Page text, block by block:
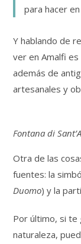
para hacer
Y hablando de
ver en Amalfi es
además de
artesanales y
Fontana di
Otra de las
fuentes: la
Duomo) y la
Por último, si te
naturaleza,